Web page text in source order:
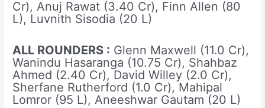
Cr), Anuj Rawat (3.40 Cr), Finn Allen (80
L), Luvnith Sisodia (20 L)
ALL ROUNDERS : Glenn Maxwell (11.0 Cr),
Wanindu Hasaranga (10.75 Cr), Shahbaz
Ahmed (2.40 Cr), David Willey (2.0 Cr),
Sherfane Rutherford (1.0 Cr), Mahipal
Lomror (95 L), Aneeshwar Gautam (20 L)